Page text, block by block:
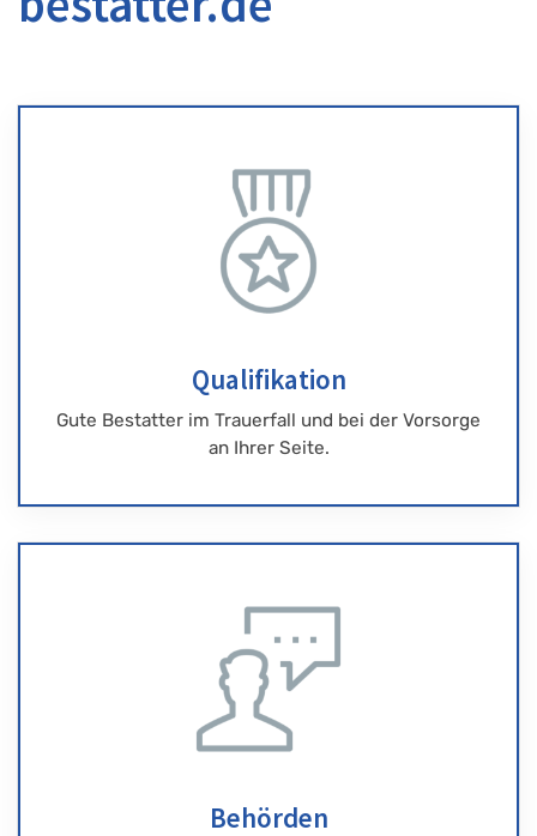
Qualifikation
Gute Bestatter im Trauerfall und bei der Vorsorge
an Ihrer Seite.
Behörden